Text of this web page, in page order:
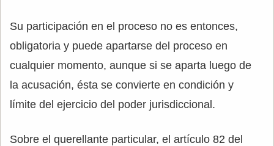
Su participación en el proceso no es entonces,
obligatoria y puede apartarse del proceso en
cualquier momento, aunque si se aparta luego de
la acusación, ésta se convierte en condición y
límite del ejercicio del poder jurisdiccional.
Sobre el querellante particular, el artículo 82 del